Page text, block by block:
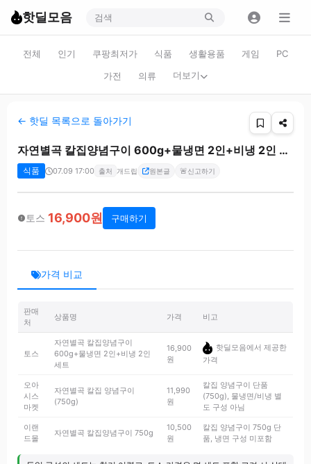
핫딜모음
전체 인기 쿠팡최저가 식품 생활용품 게임
PC
가전
의류 더보기
← 핫딜 목록으로 돌아가기
자연별곡 칼집양념구이 600g+물냉면 2인+비냉 2인 세트
식품 07.09 17:00 출처 개드립 원본글 🚨신고하기
토스 16,900원 구매하기
가격 비교
판매
처
상품명 가격 비고
토스
자연별곡 칼집양념구이
600g+물냉면 2인+비냉 2인
세트
16,900
원
핫딜모음에서 제공한
가격
오아
시스
마켓
자연별곡 칼집 양념구이
(750g)
11,990
원
칼집 양념구이 단품
(750g), 물냉면/비냉 별
도 구성 아님
이랜
드몰
자연별곡 칼집양념구이 750g
10,500
원
칼집 양념구이 750g 단
품, 냉면 구성 미포함